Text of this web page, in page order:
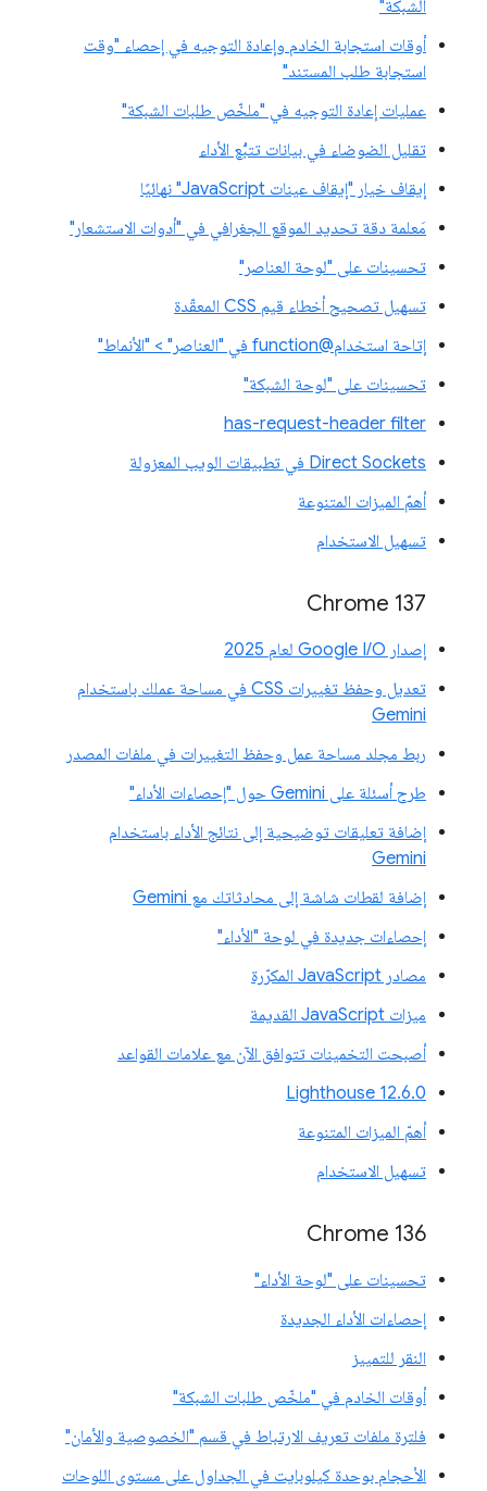
الشبكة"
أوقات استجابة الخادم وإعادة التوجيه في إحصاء "وقت
استجابة طلب المستند"
عمليات إعادة التوجيه في "ملخّص طلبات الشبكة"
تقليل الضوضاء في بيانات تتبُّع الأداء
إيقاف خيار "إيقاف عينات JavaScript" نهائيًا
مَعلمة دقة تحديد الموقع الجغرافي في "أدوات الاستشعار"
تحسينات على "لوحة العناصر"
تسهيل تصحيح أخطاء قيم CSS المعقّدة
إتاحة استخدام@function في "العناصر" > "الأنماط"
تحسينات على "لوحة الشبكة"
has-request-header filter
Direct Sockets في تطبيقات الويب المعزولة
أهمّ الميزات المتنوعة
تسهيل الاستخدام
‫Chrome 137
إصدار Google I/O لعام 2025
تعديل وحفظ تغييرات CSS في مساحة عملك باستخدام
Gemini
ربط مجلد مساحة عمل وحفظ التغييرات في ملفات المصدر
طرح أسئلة على Gemini حول "إحصاءات الأداء"
إضافة تعليقات توضيحية إلى نتائج الأداء باستخدام
Gemini
إضافة لقطات شاشة إلى محادثاتك مع Gemini
إحصاءات جديدة في لوحة "الأداء"
مصادر JavaScript المكرّرة
ميزات JavaScript القديمة
أصبحت التخمينات تتوافق الآن مع علامات القواعد
‫Lighthouse 12.6.0
أهمّ الميزات المتنوعة
تسهيل الاستخدام
Chrome 136
تحسينات على "لوحة الأداء"
إحصاءات الأداء الجديدة
النقر للتمييز
أوقات الخادم في "ملخّص طلبات الشبكة"
فلترة ملفات تعريف الارتباط في قسم "الخصوصية والأمان"
الأحجام بوحدة كيلوبايت في الجداول على مستوى اللوحات